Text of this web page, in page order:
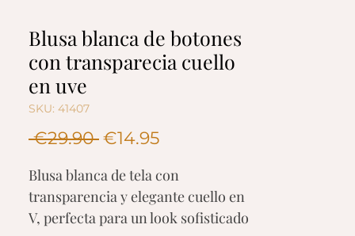
Blusa blanca de botones
con transparecia cuello
en uve
SKU: 41407
€29.90 Regular
€14.95Sale
Blusa blanca de tela con
transparencia y elegante cuello en
V, perfecta para un look sofisticado